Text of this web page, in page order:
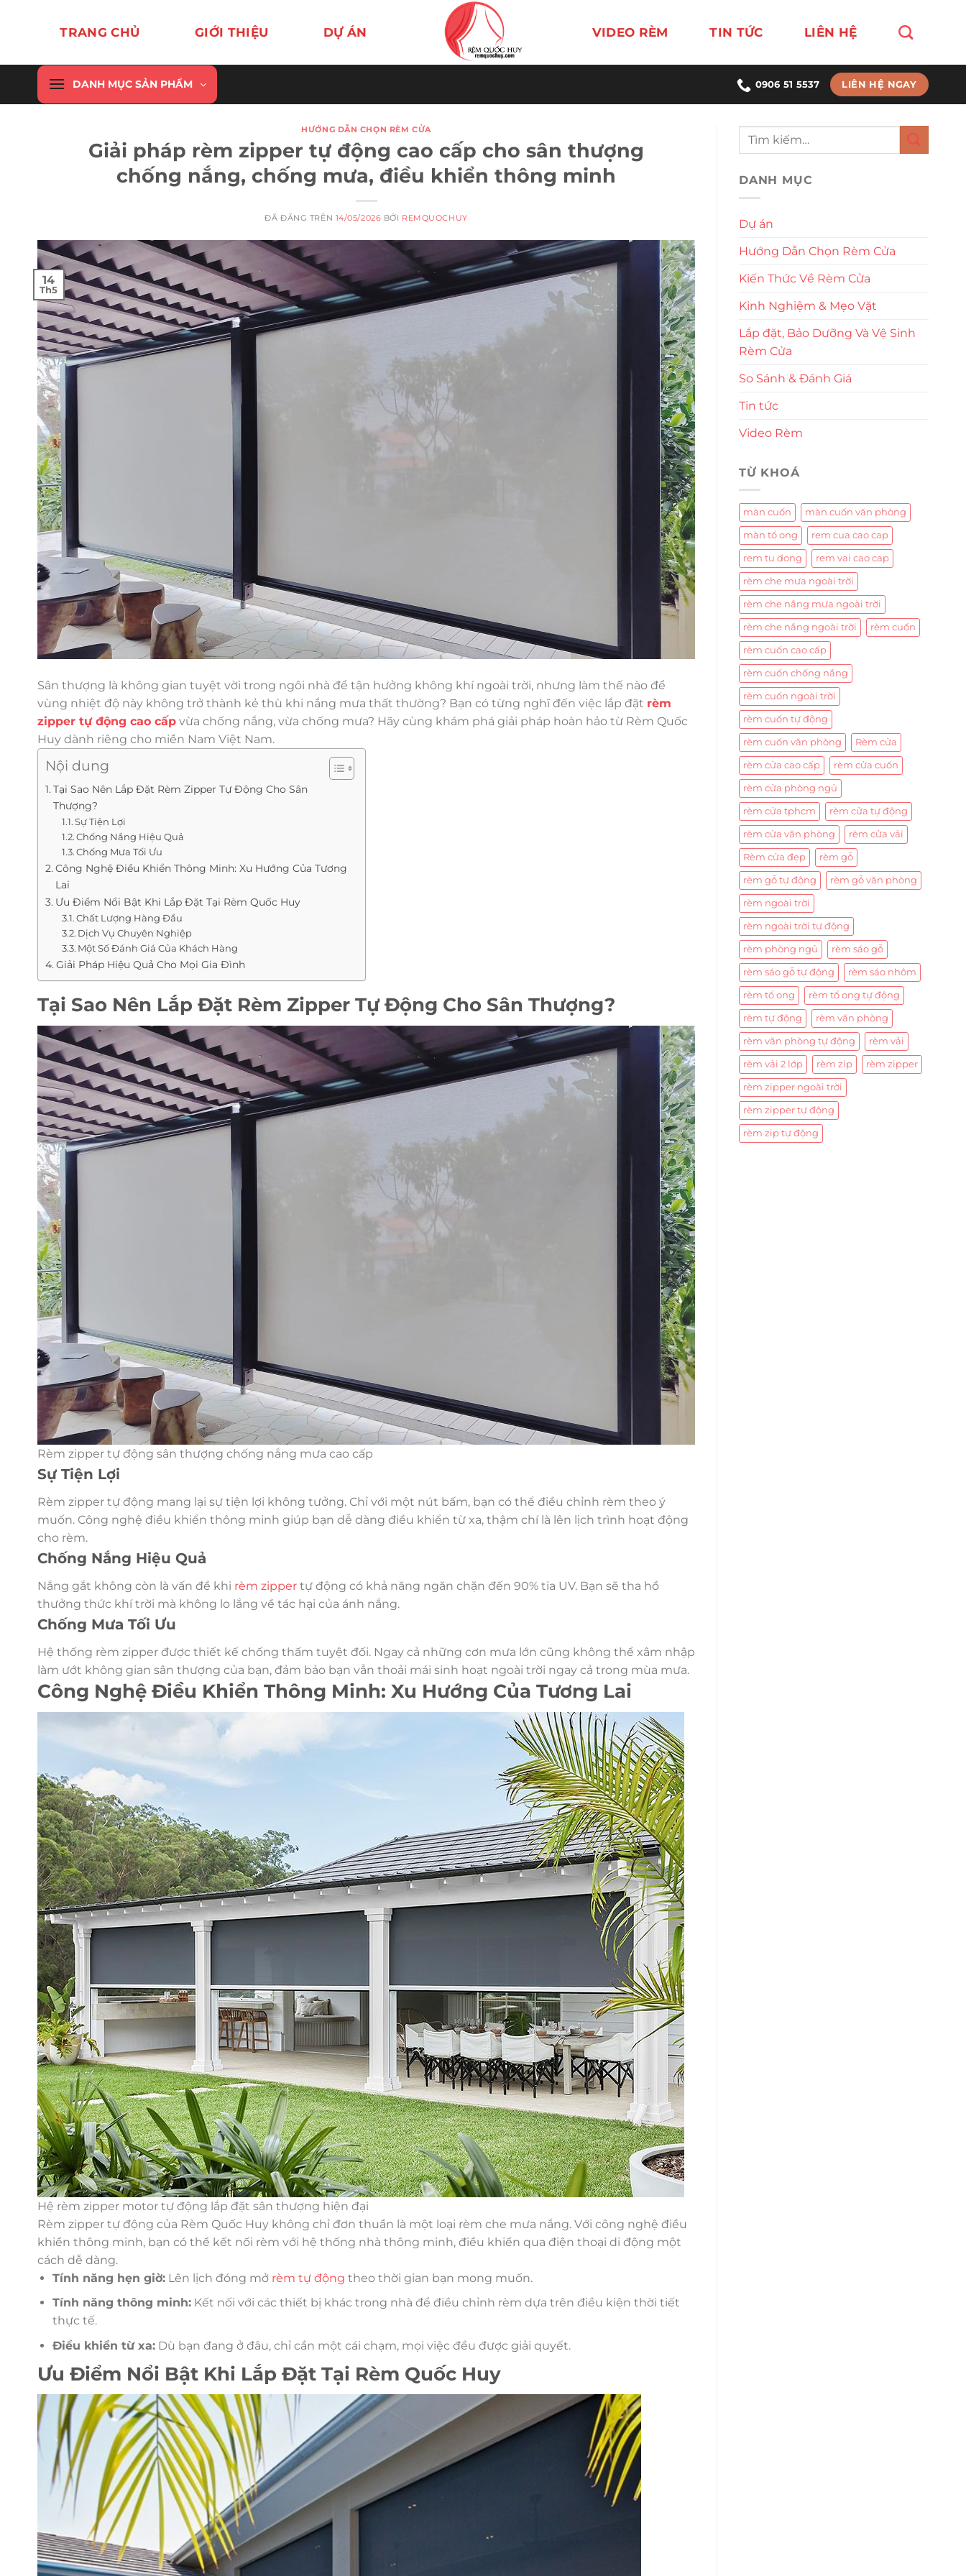
dung
TRANG CHỦ GIỚI THIỆU DỰ ÁN VIDEO RÈM TIN TỨC LIÊN HỆ
DANH MỤC SẢN PHẨM 0906 51 5537 LIÊN HỆ NGAY
HƯỚNG DẪN CHỌN RÈM CỬA
Giải pháp rèm zipper tự động cao cấp cho sân thượng
chống nắng, chống mưa, điều khiển thông minh
ĐÃ ĐĂNG TRÊN 14/05/2026 BỞI REMQUOCHUY
14
Th5
Sân thượng là không gian tuyệt vời trong ngôi nhà để tận hưởng không khí ngoài trời, nhưng làm thế nào để
vùng nhiệt độ này không trở thành kẻ thù khi nắng mưa thất thường? Bạn có từng nghĩ đến việc lắp đặt rèm
zipper tự động cao cấp vừa chống nắng, vừa chống mưa? Hãy cùng khám phá giải pháp hoàn hảo từ Rèm Quốc
Huy dành riêng cho miền Nam Việt Nam.
Nội dung
Tại Sao Nên Lắp Đặt Rèm Zipper Tự Động Cho Sân
Thượng?
Sự Tiện Lợi
Chống Nắng Hiệu Quả
Chống Mưa Tối Ưu
Công Nghệ Điều Khiển Thông Minh: Xu Hướng Của Tương
Lai
Ưu Điểm Nổi Bật Khi Lắp Đặt Tại Rèm Quốc Huy
Chất Lượng Hàng Đầu
Dịch Vụ Chuyên Nghiệp
Một Số Đánh Giá Của Khách Hàng
Giải Pháp Hiệu Quả Cho Mọi Gia Đình
Tại Sao Nên Lắp Đặt Rèm Zipper Tự Động Cho Sân Thượng?
Rèm zipper tự động sân thượng chống nắng mưa cao cấp
Sự Tiện Lợi
Rèm zipper tự động mang lại sự tiện lợi không tưởng. Chỉ với một nút bấm, bạn có thể điều chỉnh rèm theo ý
muốn. Công nghệ điều khiển thông minh giúp bạn dễ dàng điều khiển từ xa, thậm chí là lên lịch trình hoạt động
cho rèm.
Chống Nắng Hiệu Quả
Nắng gắt không còn là vấn đề khi rèm zipper tự động có khả năng ngăn chặn đến 90% tia UV. Bạn sẽ tha hồ
thưởng thức khí trời mà không lo lắng về tác hại của ánh nắng.
Chống Mưa Tối Ưu
Hệ thống rèm zipper được thiết kế chống thấm tuyệt đối. Ngay cả những cơn mưa lớn cũng không thể xâm nhập
làm ướt không gian sân thượng của bạn, đảm bảo bạn vẫn thoải mái sinh hoạt ngoài trời ngay cả trong mùa mưa.
Công Nghệ Điều Khiển Thông Minh: Xu Hướng Của Tương Lai
Hệ rèm zipper motor tự động lắp đặt sân thượng hiện đại
Rèm zipper tự động của Rèm Quốc Huy không chỉ đơn thuần là một loại rèm che mưa nắng. Với công nghệ điều
khiển thông minh, bạn có thể kết nối rèm với hệ thống nhà thông minh, điều khiển qua điện thoại di động một
cách dễ dàng.
Tính năng hẹn giờ:Lên lịch đóng mở rèm tự động theo thời gian bạn mong muốn.
Tính năng thông minh:Kết nối với các thiết bị khác trong nhà để điều chỉnh rèm dựa trên điều kiện thời tiết
thực tế.
Điều khiển từ xa:Dù bạn đang ở đâu, chỉ cần một cái chạm, mọi việc đều được giải quyết.
Ưu Điểm Nổi Bật Khi Lắp Đặt Tại Rèm Quốc Huy
DANH MỤC
Dự án
Hướng Dẫn Chọn Rèm Cửa
Kiến Thức Về Rèm Cửa
Kinh Nghiệm & Mẹo Vặt
Lắp đặt, Bảo Dưỡng Và Vệ Sinh
Rèm Cửa
So Sánh & Đánh Giá
Tin tức
Video Rèm
TỪ KHOÁ
màn cuốn màn cuốn văn phòng
màn tổ ong rem cua cao cap
rem tu dong rem vai cao cap
rèm che mưa ngoài trời
rèm che nắng mưa ngoài trời
rèm che nắng ngoài trời rèm cuốn
rèm cuốn cao cấp
rèm cuốn chống nắng
rèm cuốn ngoài trời
rèm cuốn tự động
rèm cuốn văn phòng Rèm cửa
rèm cửa cao cấp rèm cửa cuốn
rèm cửa phòng ngủ
rèm cửa tphcm rèm cửa tự động
rèm cửa văn phòng rèm cửa vải
Rèm cửa đẹp rèm gỗ
rèm gỗ tự động rèm gỗ văn phòng
rèm ngoài trời
rèm ngoài trời tự động
rèm phòng ngủ rèm sáo gỗ
rèm sáo gỗ tự động rèm sáo nhôm
rèm tổ ong rèm tổ ong tự động
rèm tự động rèm văn phòng
rèm văn phòng tự động rèm vải
rèm vải 2 lớp rèm zip rèm zipper
rèm zipper ngoài trời
rèm zipper tự động
rèm zip tự động